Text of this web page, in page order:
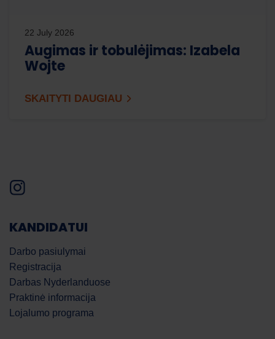
22 July 2026
Augimas ir tobulėjimas: Izabela
Wojte
SKAITYTI DAUGIAU
KANDIDATUI
Darbo pasiulymai
Registracija
Darbas Nyderlanduose
Praktinė informacija
Lojalumo programa